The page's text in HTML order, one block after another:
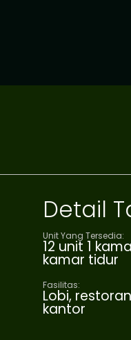
Detail
Unit Yang Tersedia:
12 unit 1
kamar tidur
Fasilitas:
Lobi,
kantor